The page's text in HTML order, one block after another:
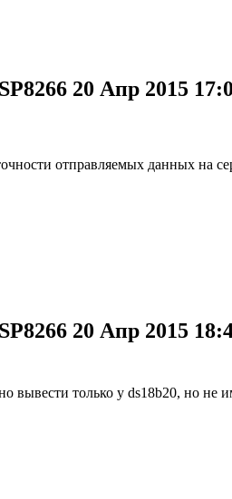
20 Апр 2015
отправляемых данных на
20 Апр 2015
вывести только у ds18b20, но не